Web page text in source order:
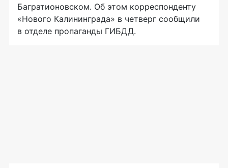
Багратионовском. Об этом корреспонденту
«Нового Калининграда» в четверг сообщили
в отделе пропаганды ГИБДД.